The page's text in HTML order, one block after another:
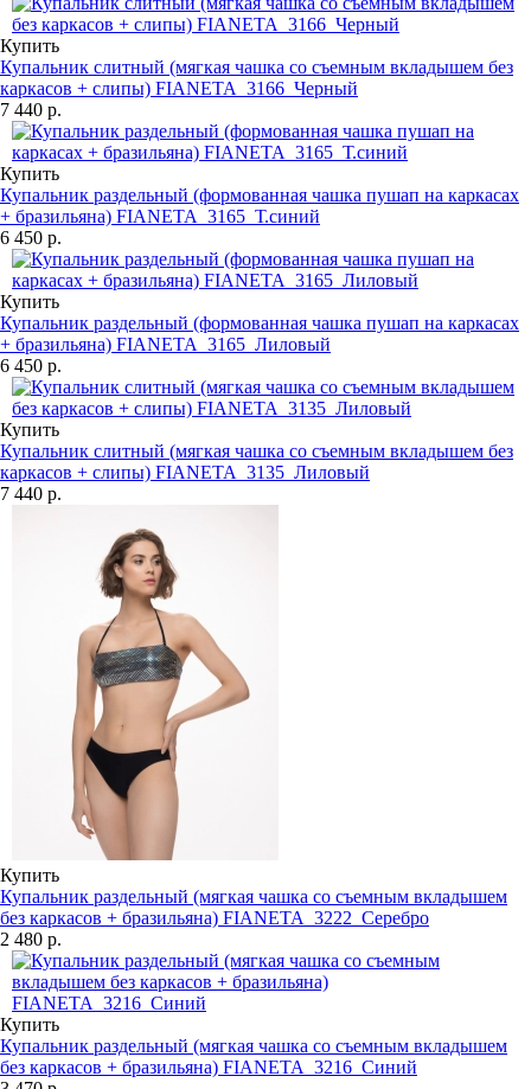
Купить
Купальник слитный (мягкая чашка со съемным вкладышем без
каркасов + слипы) FIANETA_3166_Черный
7 440 р.
Купить
Купальник раздельный (формованная чашка пушап на каркасах
+ бразильяна) FIANETA_3165_Т.синий
6 450 р.
Купить
Купальник раздельный (формованная чашка пушап на каркасах
+ бразильяна) FIANETA_3165_Лиловый
6 450 р.
Купить
Купальник слитный (мягкая чашка со съемным вкладышем без
каркасов + слипы) FIANETA_3135_Лиловый
7 440 р.
Купить
Купальник раздельный (мягкая чашка со съемным вкладышем
без каркасов + бразильяна) FIANETA_3222_Серебро
2 480 р.
Купить
Купальник раздельный (мягкая чашка со съемным вкладышем
без каркасов + бразильяна) FIANETA_3216_Синий